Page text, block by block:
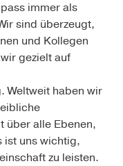
immer als
sind überzeugt,
und Kollegen
gezielt auf
Weltweit haben wir
über alle Ebenen,
ist uns wichtig,
zu leisten.